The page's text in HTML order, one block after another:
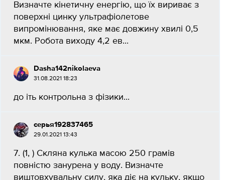
Визначте кінетичну енергію, що їх вириває з
поверхні цинку ультрафіолетове
випромінювання, яке має довжину хвилі 0,5
мкм. Робота виходу 4,2 ев...
Dasha142nikolaeva
31.08.2021 18:23
до іть контрольна з фізики...
серья192837465
29.01.2021 13:43
7. (1, ) Скляна кулька масою 250 грамів
повністю занурена у воду. Визначте
виштовхувальну силу, яка діє на кульку, якщо